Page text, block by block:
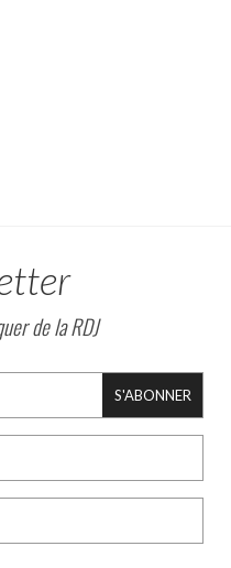
de la RDJ
S'ABONNER